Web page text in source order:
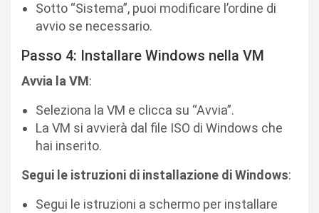
Sotto “Sistema”, puoi modificare l’ordine di
avvio se necessario.
Passo 4: Installare Windows nella VM
Avvia la VM:
Seleziona la VM e clicca su “Avvia”.
La VM si avvierà dal file ISO di Windows che
hai inserito.
Segui le istruzioni di installazione di Windows:
Segui le istruzioni a schermo per installare